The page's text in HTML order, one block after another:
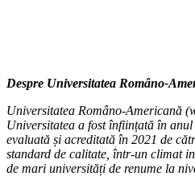
Despre Universitatea Româno-
Universitatea Româno-Americană
Universitatea a fost înființată în
evaluată și acreditată în 2021 de
standard de calitate, într-un climat
de mari universități de renume la